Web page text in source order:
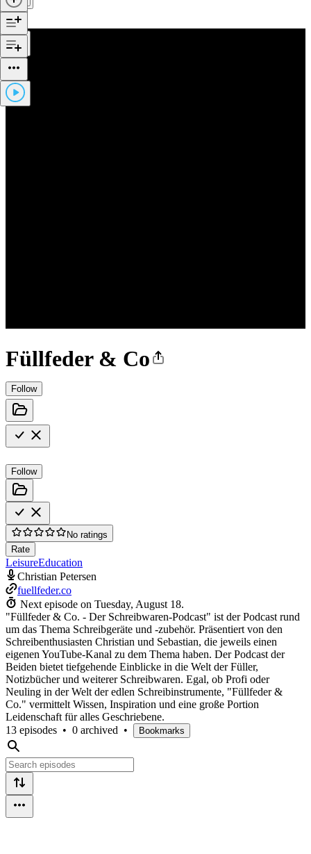
Füllfeder & Co
Follow
Follow
No ratings
Rate
LeisureEducation
Christian Petersen
fuellfeder.co
Next episode on Tuesday, August 18.
"Füllfeder & Co. - Der Schreibwaren-Podcast" ist der Podcast rund
um das Thema Schreibgeräte und -zubehör. Präsentiert von den
Schreibenthusiasten Christian und Sebastian, die jeweils einen
eigenen YouTube-Kanal zu dem Thema haben. Der Podcast der
Beiden bietet tiefgehende Einblicke in die Welt der Füller,
Notizbücher und weiterer Schreibwaren. Egal, ob Profi oder
Neuling in der Welt der edlen Schreibinstrumente, "Füllfeder &
Co." vermittelt Wissen, Inspiration und eine große Portion
Leidenschaft für alles Geschriebene.
13 episodes • 0 archived • Bookmarks